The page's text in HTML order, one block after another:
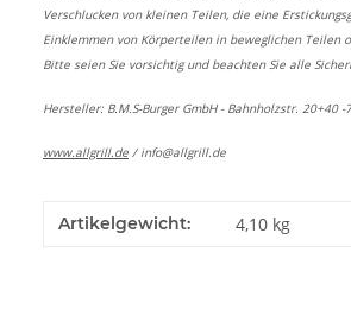
Verschlucken von kleinen Teilen, die eine
Einklemmen von Körperteilen in beweglichen Teilen
Bitte seien Sie vorsichtig und beachten Sie alle
Hersteller: B.M.S-Burger GmbH - Bahnholzstr. 20+40
www.allgrill.de / info@allgrill.de
Artikelgewicht: 4,10 kg